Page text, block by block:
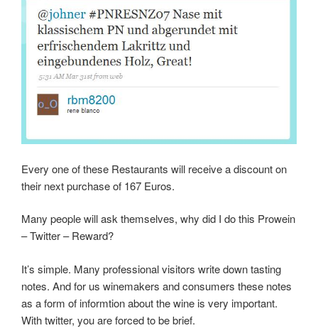
Every one of these Restaurants will receive a discount on
their next purchase of 167 Euros.
Many people will ask themselves, why did I do this Prowein
– Twitter – Reward?
It’s simple. Many professional visitors write down tasting
notes. And for us winemakers and consumers these notes
as a form of informtion about the wine is very important.
With twitter, you are forced to be brief.